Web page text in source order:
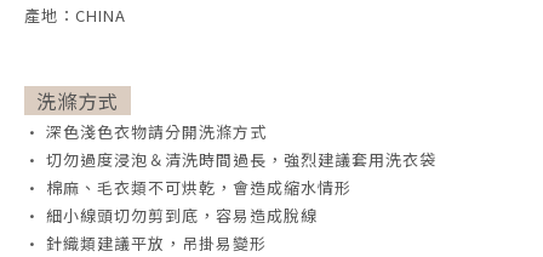
產地：CHINA
洗滌方式
• 深色淺色衣物請分開洗滌方式
• 切勿過度浸泡＆清洗時間過長，強烈建議套用洗衣袋
• 棉麻、毛衣類不可烘乾，會造成縮水情形
• 細小線頭切勿剪到底，容易造成脫線
• 針織類建議平放，吊掛易變形